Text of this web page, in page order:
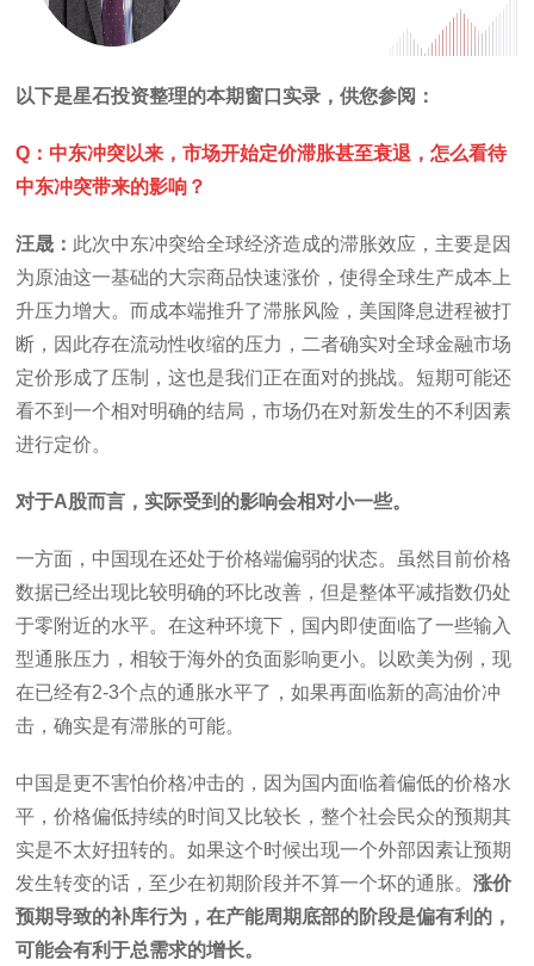
以下是星石投资整理的本期窗口实录，供您参阅：
Q：中东冲突以来，市场开始定价滞胀甚至衰退，怎么看待
中东冲突带来的影响？
汪晟： 此次中东冲突给全球经济造成的滞胀效应，主要是因
为原油这一基础的大宗商品快速涨价，使得全球生产成本上
升压力增大。而成本端推升了滞胀风险，美国降息进程被打
断，因此存在流动性收缩的压力，二者确实对全球金融市场
定价形成了压制，这也是我们正在面对的挑战。短期可能还
看不到一个相对明确的结局，市场仍在对新发生的不利因素
进行定价。
对于A股而言，实际受到的影响会相对小一些。
一方面，中国现在还处于价格端偏弱的状态。虽然目前价格
数据已经出现比较明确的环比改善，但是整体平减指数仍处
于零附近的水平。在这种环境下，国内即使面临了一些输入
型通胀压力，相较于海外的负面影响更小。以欧美为例，现
在已经有2-3个点的通胀水平了，如果再面临新的高油价冲
击，确实是有滞胀的可能。
中国是更不害怕价格冲击的，因为国内面临着偏低的价格水
平，价格偏低持续的时间又比较长，整个社会民众的预期其
实是不太好扭转的。如果这个时候出现一个外部因素让预期
发生转变的话，至少在初期阶段并不算一个坏的通胀。涨价
预期导致的补库行为，在产能周期底部的阶段是偏有利的，
可能会有利于总需求的增长。